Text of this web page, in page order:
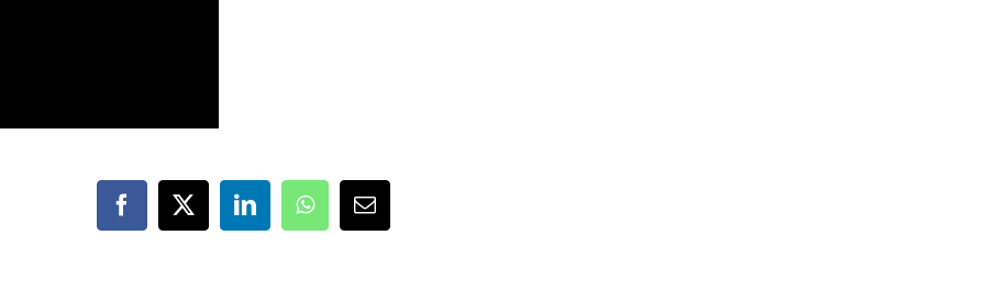
Facebook
X LinkedInWhatsAppCorreo
electrónico